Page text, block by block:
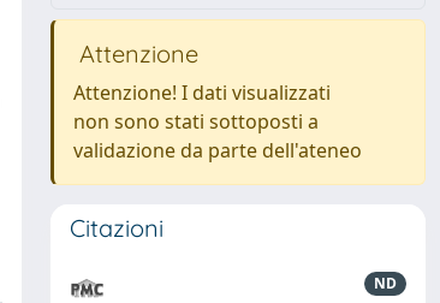
Attenzione
Attenzione! I dati visualizzati
non sono stati sottoposti a
validazione da parte dell'ateneo
Citazioni
ND